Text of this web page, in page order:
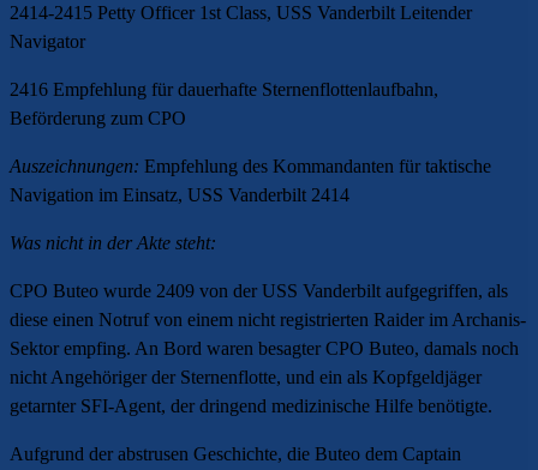
2414-2415 Petty Officer 1st Class, USS Vanderbilt Leitender
Navigator
2416 Empfehlung für dauerhafte Sternenflottenlaufbahn,
Beförderung zum CPO
Auszeichnungen: Empfehlung des Kommandanten für taktische
Navigation im Einsatz, USS Vanderbilt 2414
Was nicht in der Akte steht:
CPO Buteo wurde 2409 von der USS Vanderbilt aufgegriffen, als
diese einen Notruf von einem nicht registrierten Raider im Archanis-
Sektor empfing. An Bord waren besagter CPO Buteo, damals noch
nicht Angehöriger der Sternenflotte, und ein als Kopfgeldjäger
getarnter SFI-Agent, der dringend medizinische Hilfe benötigte.
Aufgrund der abstrusen Geschichte, die Buteo dem Captain